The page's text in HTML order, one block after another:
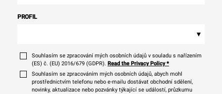
PROFIL
▾
Souhlasím se zpracování mých osobních údajů v souladu s nařízením
(ES) č. (EU) 2016/679 (GDPR). Read the Privacy Policy*
Souhlasím se zpracováním mých osobních údajů, abych mohl
prostřednictvím telefonu nebo e-mailu dostávat obchodní sdělení,
novinky, aktualizace nebo pozvánky týkající se událostí, průzkumu